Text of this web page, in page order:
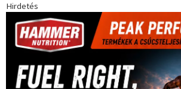
Hirdetés